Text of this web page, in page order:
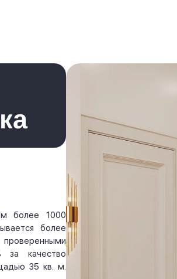
более 1000
более
за качество
35 кв. м.